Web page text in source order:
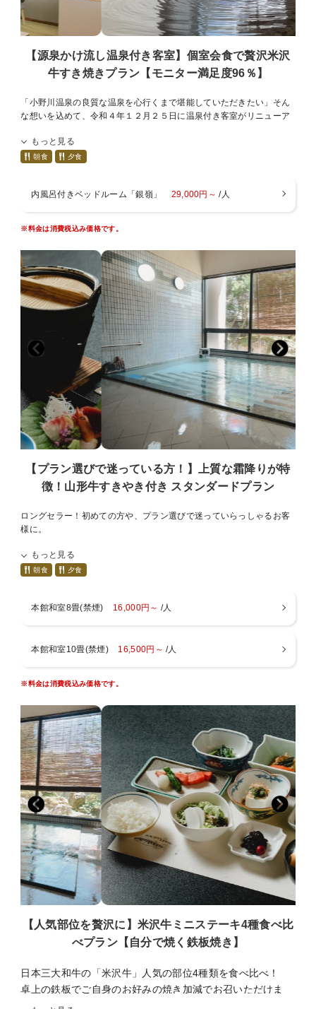
■寝具について■
・セミダブルベッド２台、造り付けの為ベッドは移動不可。
・三名様以上のご予約の場合、布団をご準備いたします。
・チェックイン１５：００ チェックアウト１０：００
・入浴時間 チェックイン～翌朝９：３０まで
・駐車場 建物の裏に３０台、正面玄関に２台
・アレルギー対応不可
い。
・貸切風呂→４５分間１５００円の予約制となります。
■アクセス■
・米沢中央ICより３０分
・米沢駅より
車ー２５分
路線バスー米沢駅発、小野川温泉行き、小野川温泉下車
徒歩３分
【源泉かけ流し温泉付き客室】個室会食で贅沢米沢
牛すき焼きプラン【モニター満足度96％】
「小野川温泉の良質な温泉を心行くまで堪能していただきたい」そん
な想いを込めて、令和４年１２月２５日に温泉付き客室がリニューア
カップルやファミリーにお勧めのプライベート感のある贅沢プランで
す♪
・お料理
産、季節感を重視し、板前が腕をふるってお作りしています。
・メインのお料理はしゃぶしゃぶ（追加料金なし）または鉄板焼きミ
ニステーキ4種食べ比べ（＋２０００円）に変更可能です。
・変更をご希望の場合はコメント欄に、「しゃぶしゃぶ/ミニステーキ
希望」の記入をお願いいたします。
※コメント欄に要望がない場合は、米沢牛のすき焼きをお出しいたし
※連泊の場合は、お任せになります。
・お食事場所
個室会食場でのお食事となります
■貸切風呂■
一時間ご予約無料、大浴場の向かい側で、施錠可
■お子様について■
以下の料金よりお選び下さい
・お子様膳、朝食、布団付き（１２０００円）
メイン料理に国産和牛すき焼きつき、大人より少なめの料理（メ
・お子様ランチ、朝食、布団つき（１００００円）
・お子様ランチ、朝食つき、布団なし（７０００円）
・１歳以上、食事、布団なし（１０００円）
・入浴時間 チェックイン～翌朝９：３０まで
・アレルギー対応不可
・暖房料500円（１部屋毎）：冬季12月～3月
■アクセス■
・米沢中央ICより３０分
・米沢駅より
車ー２５分
路線バスー米沢駅発、小野川温泉行き、小野川温泉下車 徒歩３分
・最寄駅
米沢駅（車２５分）、西米沢駅（車１５分）、南米沢駅（車２０
分）
成島駅（車２０分）、関根駅（車２０分）
もっと見る
朝食 夕食
内風呂付きベッドルーム「銀嶺」 29,000円～ /人
※料金は消費税込み価格です。
【プラン選びで迷っている方！】上質な霜降りが特
徴！山形牛すきやき付き スタンダードプラン
ロングセラー！初めての方や、プラン選びで迷っていらっしゃるお客
様に。
■プランについて■
・夕食のメインは山形牛のすき焼きを
しゃぶしゃぶをご希望の場合はコメント蘭にご記入ください。
■お子様について■
以下のお子様区分よりお選び下さい
・小学生（大人料金の７０％）
メイン料理に国産和牛すき焼き付き、大人より少なめの料理
・お子様ランチ、朝食、布団つき（大人料金の５０％）
・お子様ランチ、朝食つき、布団なし（大人料金の４０％）
・布団のみ（３０００円）
・１歳以上、食事、布団なし（１５００円）
※小学生でもお子様ランチをご希望の場合、幼児（食事・布団あり）
をご選択ください。
■ご案内■
・チェックイン１５：００ チェックアウト１０：００
・入浴時間 チェックイン～翌朝９：３０まで
・wifi ロビー、本館新館１３室のみ（無料）
・駐車場 建物の裏に３０台、正面玄関に２台
・アレルギー対応不可
・暖房料500円（１部屋毎）：冬季12月～3月
・貸切風呂→４５分間１５００円の予約制となります。
■アクセス■
・米沢中央ICより３０分
もっと見る
朝食 夕食
本館和室8畳(禁煙) 16,000円～ /人
本館和室10畳(禁煙) 16,500円～ /人
※料金は消費税込み価格です。
【人気部位を贅沢に】米沢牛ミニステーキ4種食べ比
べプラン【自分で焼く鉄板焼き】
日本三大和牛の「米沢牛」人気の部位4種類を食べ比べ！
卓上の鉄板でご自身のお好みの焼き加減でお召いただけま
す。アツアツのミニステーキをお召し上がりください。